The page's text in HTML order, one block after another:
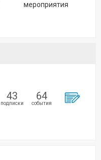
мероприятия
43
подписки
64
события